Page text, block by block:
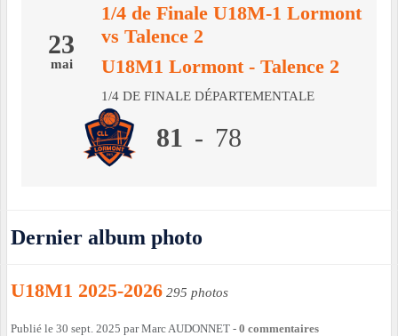
23
mai
1/4 de Finale U18M-1 Lormont
vs Talence 2
U18M1 Lormont- Talence 2
1/4 DE FINALE DÉPARTEMENTALE
81 - 78
Dernier album photo
U18M1 2025-2026 295 photos
Publié le 30 sept. 2025 parMarc AUDONNET - 0 commentaires